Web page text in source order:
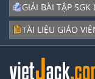
GIẢI BÀI TẬP SGK
TÀI LIỆU GIÁO